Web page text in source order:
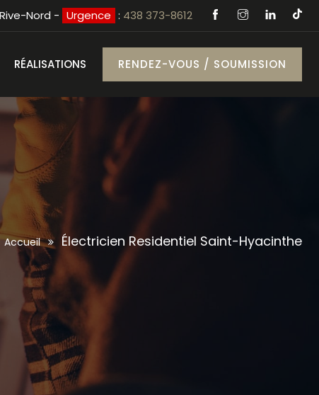
Nord - Urgence : 438 373-8612
RÉALISATIONS RENDEZ-VOUS / SOUMISSION
Accueil Électricien Residentiel Saint-Hyacinthe